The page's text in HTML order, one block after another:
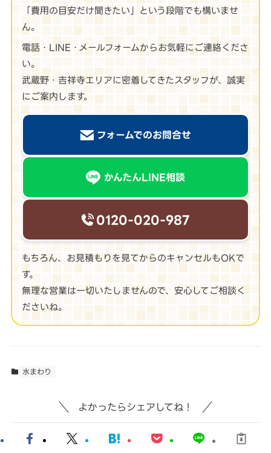
「費用の目安だけ聞きたい」という段階でも構いませ
ん。
電話・LINE・メールフォームからお気軽にご連絡くださ
い。
武蔵野・吉祥寺エリアに密着してきたスタッフが、誠実
にご案内します。
フォームでのお問合せ
かんたんLINE相談
0120-020-987
もちろん、お見積もりを見てからのキャンセルもOKで
す。
無理な営業は一切いたしませんので、安心してご相談く
ださいね。
水まわり
よかったらシェアしてね！